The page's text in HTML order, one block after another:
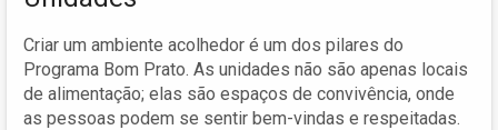
Criar um ambiente acolhedor é um dos pilares do
Programa Bom Prato. As unidades não são apenas locais
de alimentação; elas são espaços de convivência, onde
as pessoas podem se sentir bem-vindas e respeitadas.